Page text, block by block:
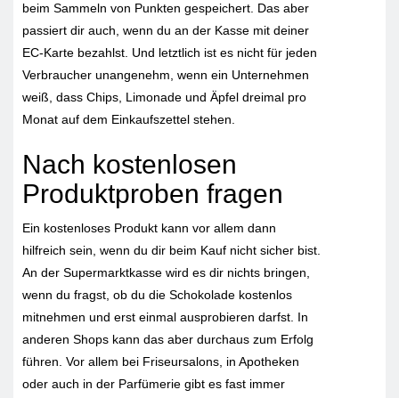
beim Sammeln von Punkten gespeichert. Das aber
passiert dir auch, wenn du an der Kasse mit deiner
EC-Karte bezahlst. Und letztlich ist es nicht für jeden
Verbraucher unangenehm, wenn ein Unternehmen
weiß, dass Chips, Limonade und Äpfel dreimal pro
Monat auf dem Einkaufszettel stehen.
Nach kostenlosen
Produktproben fragen
Ein kostenloses Produkt kann vor allem dann
hilfreich sein, wenn du dir beim Kauf nicht sicher bist.
An der Supermarktkasse wird es dir nichts bringen,
wenn du fragst, ob du die Schokolade kostenlos
mitnehmen und erst einmal ausprobieren darfst. In
anderen Shops kann das aber durchaus zum Erfolg
führen. Vor allem bei Friseursalons, in Apotheken
oder auch in der Parfümerie gibt es fast immer